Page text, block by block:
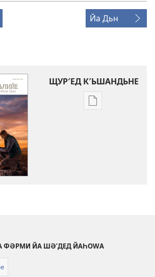
Йа Дьн
ЩУР′ЕД К′ЬШАНДЬНЕ
Щур′ед
ФӘРМИ ЙА ШӘʹДЕД ЙАҺОWА